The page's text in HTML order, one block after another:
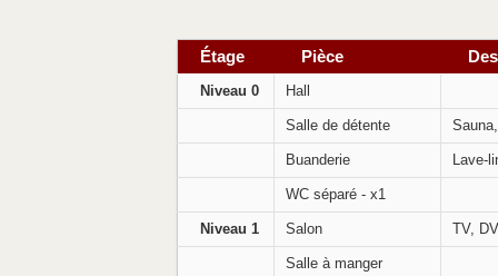
Étage Pièce
Niveau 0 Hall
Salle de détente
Buanderie Lave-
WC séparé - x1
Niveau 1 Salon TV,
Salle à manger